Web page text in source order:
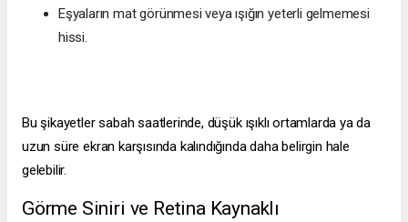
Eşyaların mat görünmesi veya ışığın yeterli gelmemesi
hissi.
Bu şikayetler sabah saatlerinde, düşük ışıklı ortamlarda ya da
uzun süre ekran karşısında kalındığında daha belirgin hale
gelebilir.
Görme Siniri ve Retina Kaynaklı